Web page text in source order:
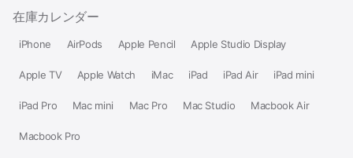
在庫カレンダー
iPhone AirPods Apple Pencil Apple Studio Display
Apple TV Apple Watch iMac iPad iPad Air iPad mini
iPad Pro Mac mini Mac Pro Mac Studio Macbook Air
Macbook Pro